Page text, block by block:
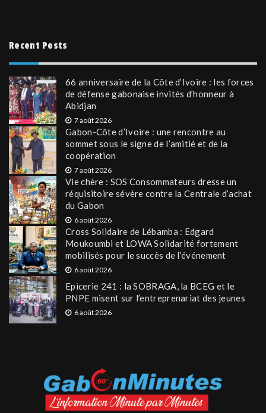
Recent Posts
66 anniversaire de la Côte d’Ivoire : les forces
de défense gabonaise invités d’honneur à
Abidjan
7 août 2026
Gabon-Côte d’Ivoire : une rencontre au
sommet sous le signe de l’amitié et de la
coopération
7 août 2026
Vie chère : SOS Consommateurs dresse un
réquisitoire sévère contre la Centrale d’achat
du Gabon
6 août 2026
Cross Solidaire de Lébamba : Edgard
Moukoumbi et LOWA Solidarité fortement
mobilisés pour le succès de l’événement
6 août 2026
Epicerie 241 : la SOBRAGA, la BCEG et le
PNPE misent sur l’entreprenariat des jeunes
6 août 2026